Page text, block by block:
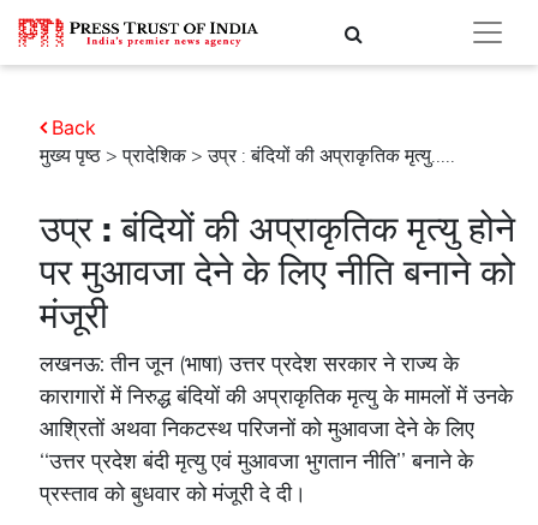
मुख्य पृष्ठ >प्रादेशिक> उप्र : बंदियों की अप्राकृतिक मृत्यु.....
Back
उप्र : बंदियों की अप्राकृतिक मृत्यु होने
पर मुआवजा देने के लिए नीति बनाने को
मंजूरी
लखनऊ: तीन जून (भाषा) उत्तर प्रदेश सरकार ने राज्य के
कारागारों में निरुद्ध बंदियों की अप्राकृतिक मृत्यु के मामलों में उनके
आश्रितों अथवा निकटस्थ परिजनों को मुआवजा देने के लिए
‘‘उत्तर प्रदेश बंदी मृत्यु एवं मुआवजा भुगतान नीति’’ बनाने के
प्रस्ताव को बुधवार को मंजूरी दे दी।